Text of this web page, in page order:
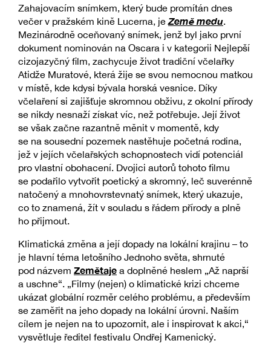
Zahajovacím snímkem, který bude promítán dnes
večer v pražském kině Lucerna, jeZemě medu.
Mezinárodně oceňovaný snímek, jenž byl jako první
dokument nominován na Oscara i v kategorii Nejlepší
cizojazyčný film, zachycuje život tradiční včelařky
Atidže Muratové, která žije se svou nemocnou matkou
v místě, kde kdysi bývala horská vesnice. Díky
včelaření si zajišťuje skromnou obživu, z okolní přírody
se nikdy nesnaží získat víc, než potřebuje. Její život
se však začne razantně měnit v momentě, kdy
se na sousední pozemek nastěhuje početná rodina,
jež v jejích včelařských schopnostech vidí potenciál
pro vlastní obohacení. Dvojici autorů tohoto filmu
se podařilo vytvořit poetický a skromný, leč suverénně
natočený a mnohovrstevnatý snímek, který ukazuje,
co to znamená, žít v souladu s řádem přírody a plně
ho přijmout.
Klimatická změna a její dopady na lokální krajinu – to
je hlavní téma letošního Jednoho světa, shrnuté
pod názvem Zemětaje a doplněné heslem „Až naprší
a uschne“. „Filmy (nejen) o klimatické krizi chceme
ukázat globální rozměr celého problému, a především
se zaměřit na jeho dopady na lokální úrovni. Naším
cílem je nejen na to upozornit, ale i inspirovat k akci,“
vysvětluje ředitel festivalu Ondřej Kamenický.